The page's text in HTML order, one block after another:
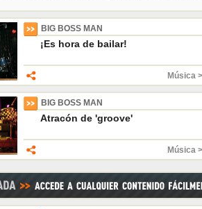
BIG BOSS MAN
¡Es hora de bailar!
Música
BIG BOSS MAN
Atracón de 'groove'
Música